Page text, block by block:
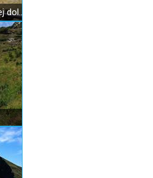
Symbolický cintorín v Žiarskej doline